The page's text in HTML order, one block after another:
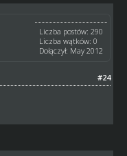
Liczba postów: 290
Liczba wątków: 0
Dołączył: May 2012
#24